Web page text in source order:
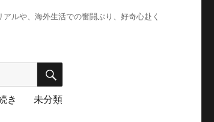
ルや、海外生活での奮闘ぶり、好奇心赴く
検
き 未分類